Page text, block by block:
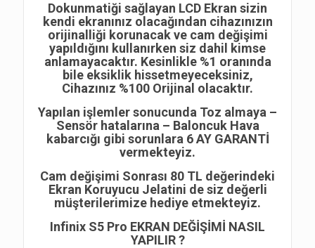
Dokunmatiği sağlayan LCD Ekran sizin
kendi ekranınız olacağından cihazınızın
orijinalliği korunacak ve cam değişimi
yapıldığını kullanırken siz dahil kimse
anlamayacaktır. Kesinlikle %1 oranında
bile eksiklik hissetmeyeceksiniz,
Cihazınız %100 Orijinal olacaktır.
Yapılan işlemler sonucunda Toz almaya –
Sensör hatalarına – Baloncuk Hava
kabarcığı gibi sorunlara 6 AY GARANTİ
vermekteyiz.
Cam değişimi Sonrası 80 TL değerindeki
Ekran Koruyucu Jelatini de siz değerli
müşterilerimize hediye etmekteyiz.
Infinix S5 Pro EKRAN DEĞİŞİMİ NASIL
YAPILIR ?